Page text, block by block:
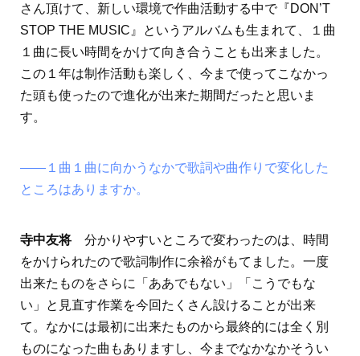
さん頂けて、新しい環境で作曲活動する中で『DON’T
STOP THE MUSIC』というアルバムも生まれて、１曲
１曲に長い時間をかけて向き合うことも出来ました。
この１年は制作活動も楽しく、今まで使ってこなかっ
た頭も使ったので進化が出来た期間だったと思いま
す。
――１曲１曲に向かうなかで歌詞や曲作りで変化した
ところはありますか。
寺中友将 分かりやすいところで変わったのは、時間
をかけられたので歌詞制作に余裕がもてました。一度
出来たものをさらに「ああでもない」「こうでもな
い」と見直す作業を今回たくさん設けることが出来
て。なかには最初に出来たものから最終的には全く別
ものになった曲もありますし、今までなかなかそうい